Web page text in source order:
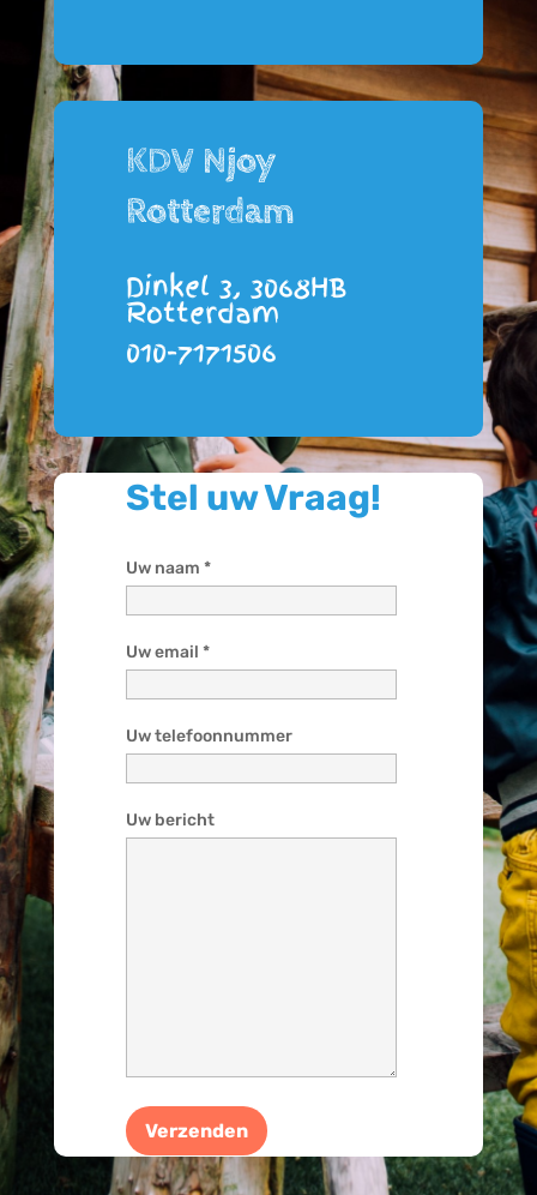
KDV Njoy
Rotterdam
Dinkel 3, 3068HB
Rotterdam
010-7171506
Stel uw Vraag!
Uw naam *
Uw email *
Uw telefoonnummer
Uw bericht